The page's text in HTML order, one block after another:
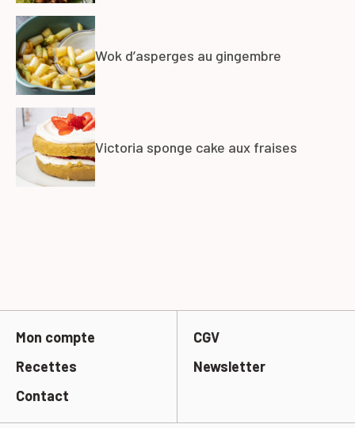
Wok d’asperges au gingembre
Victoria sponge cake aux fraises
Mon compte
Recettes
Contact
CGV
Newsletter